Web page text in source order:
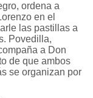
ordena a
en el
las pastillas a
Povedilla,
a Don
de que ambos
se organizan por